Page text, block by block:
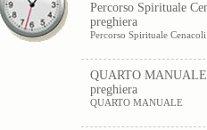
Percorso Spirituale
preghiera
Percorso Spirituale
QUARTO
preghiera
QUARTO MANUALE